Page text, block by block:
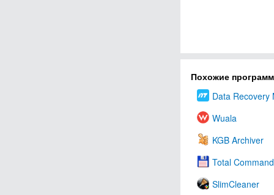
Похожие
Data Recovery
Wuala
KGB Archiver
Total
SlimCleaner